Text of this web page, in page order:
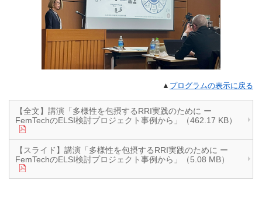
▲ プログラムの表示に戻る
【全文】講演「多様性を包摂するRRI実践のために ー
FemTechのELSI検討プロジェクト事例から」（462.17 KB）
【スライド】講演「多様性を包摂するRRI実践のために ー
FemTechのELSI検討プロジェクト事例から」（5.08 MB）